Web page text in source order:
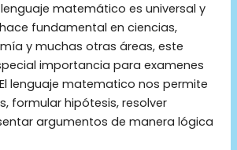
matemático es universal y
fundamental en ciencias,
y muchas otras áreas, este
importancia para examenes
El lenguaje matematico nos permite
formular hipótesis, resolver
argumentos de manera lógica